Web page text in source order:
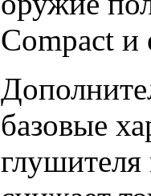
Compact и
базовые
глушителя